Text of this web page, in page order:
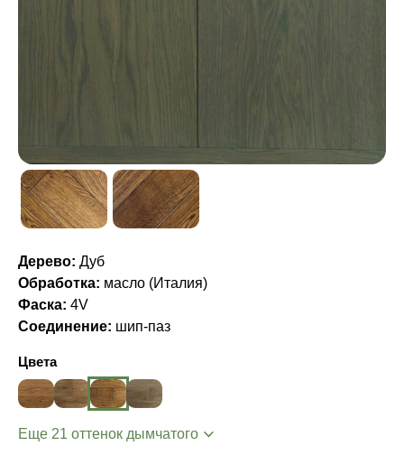
Дерево: Дуб
Обработка: масло (Италия)
Фаска: 4V
Соединение: шип-паз
Цвета
Еще 21 оттенок дымчатого